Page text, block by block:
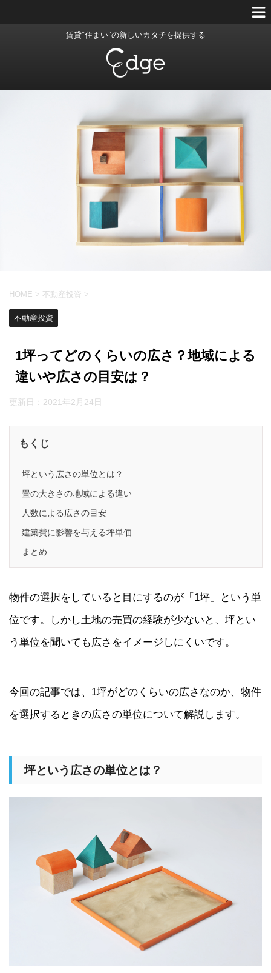
賃貸”住まい”の新しいカタチを提供する
HOME > 不動産投資 >
不動産投資
1坪ってどのくらいの広さ？地域による
違いや広さの目安は？
更新日： 2021年2月24日
もくじ
坪という広さの単位とは？
畳の大きさの地域による違い
人数による広さの目安
建築費に影響を与える坪単価
まとめ
物件の選択をしていると目にするのが「1坪」という単
位です。しかし土地の売買の経験が少ないと、坪とい
う単位を聞いても広さをイメージしにくいです。
今回の記事では、1坪がどのくらいの広さなのか、物件
を選択するときの広さの単位について解説します。
坪という広さの単位とは？